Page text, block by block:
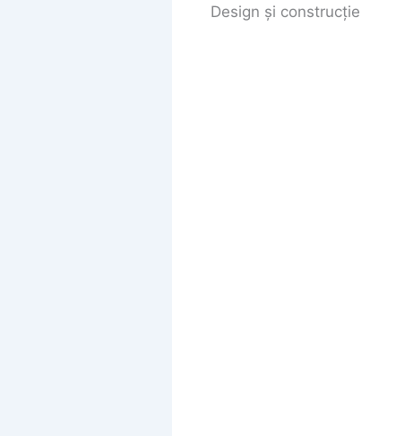
Design și construcție